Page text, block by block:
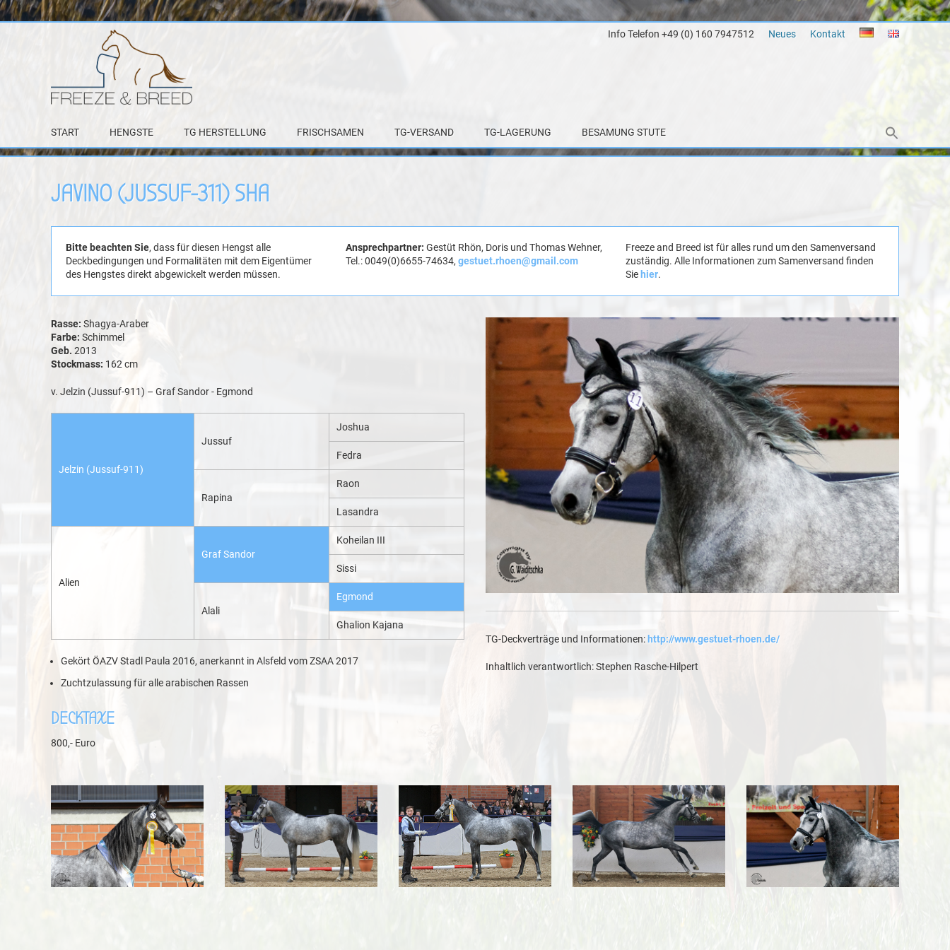
Neues Kontakt
Info Telefon +49 (0) 160 7947512
START HENGSTE TG HERSTELLUNG FRISCHSAMEN TG-VERSAND TG-LAGERUNG BESAMUNG STUTE
JAVINO (JUSSUF-311) SHA
Bitte beachten Sie, dass für diesen Hengst alle
Deckbedingungen und Formalitäten mit dem Eigentümer
des Hengstes direkt abgewickelt werden müssen.
Ansprechpartner: Gestüt Rhön, Doris und Thomas Wehner,
Tel.: 0049(0)6655-74634, gestuet.rhoen@gmail.com
Freeze and Breed ist für alles rund um den Samenversand
zuständig. Alle Informationen zum Samenversand finden
Sie hier.
Rasse: Shagya-Araber
Farbe: Schimmel
Geb. 2013
Stockmass: 162 cm
v. Jelzin (Jussuf-911) – Graf Sandor - Egmond
Jelzin (Jussuf-911)
Jussuf
Joshua
Fedra
Rapina
Raon
Lasandra
Alien
Graf Sandor
Koheilan III
Sissi
Alali
Egmond
Ghalion Kajana
Gekört ÖAZV Stadl Paula 2016, anerkannt in Alsfeld vom ZSAA 2017
Zuchtzulassung für alle arabischen Rassen
DECKTAXE
800,- Euro
TG-Deckverträge und Informationen: http://www.gestuet-rhoen.de/
Inhaltlich verantwortlich: Stephen Rasche-Hilpert